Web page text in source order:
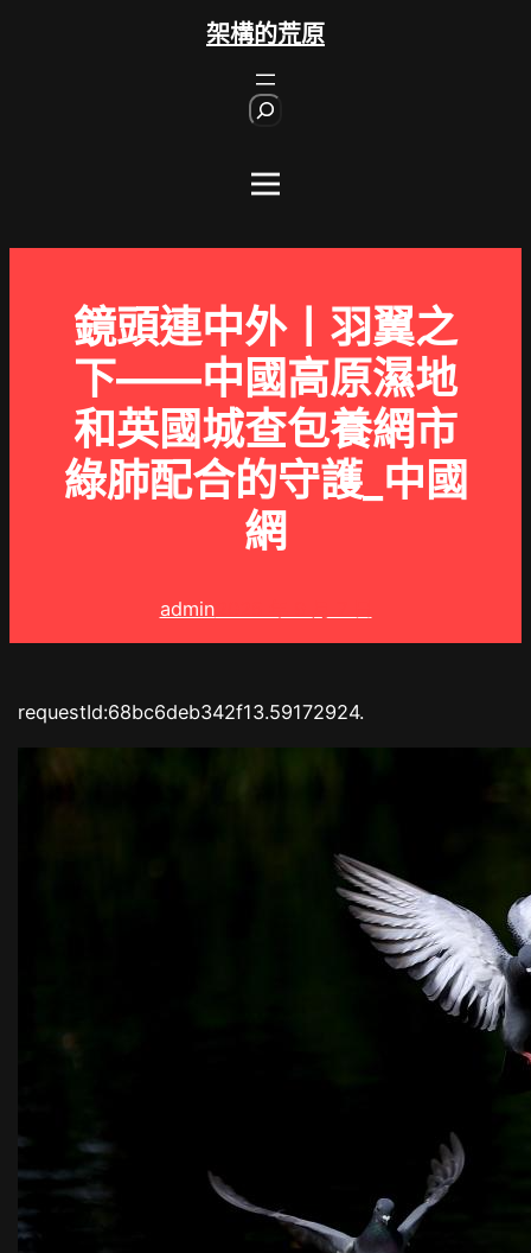
架構的荒原
鏡頭連中外丨羽翼之
下——中國高原濕地
和英國城查包養網市
綠肺配合的守護_中國
網
admin
requestId:68bc6deb342f13.59172924.